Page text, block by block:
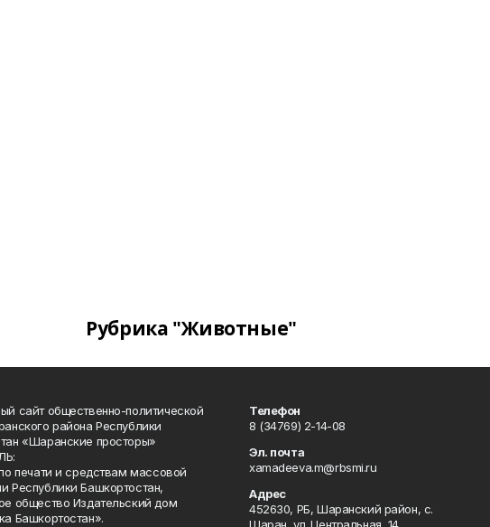
Рубрика "Животные"
сайт общественно-политической
района Республики
«Шаранские просторы»
печати и средствам массовой
Республики Башкортостан,
общество Издательский дом
Башкортостан».
Телефон
8 (34769) 2-14-08
Эл. почта
xamadeeva.m@rbsmi.ru
Адрес
452630, РБ, Шаранский район, с.